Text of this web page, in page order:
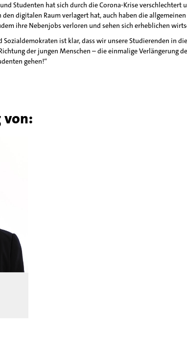
Studenten hat sich durch die Corona-Krise
den digitalen Raum verlagert hat, auch haben die
ihre Nebenjobs verloren und sehen sich erheblichen
ist klar, dass wir unsere Studierenden in
der jungen Menschen – die einmalige Verlängerung
gehen!“
von: